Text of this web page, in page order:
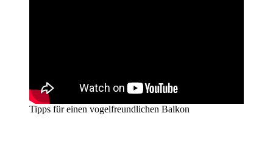
Tipps für einen vogelfreundlichen Balkon